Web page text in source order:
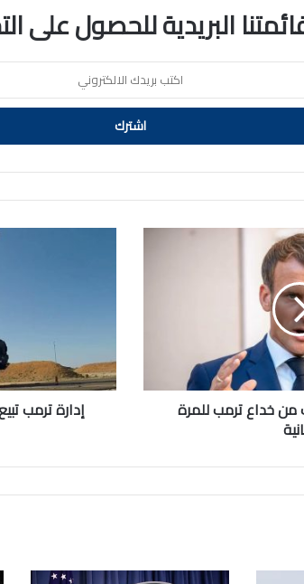
البريدية للحصول على
من خداع ترمب للمرة إدارة ترمب